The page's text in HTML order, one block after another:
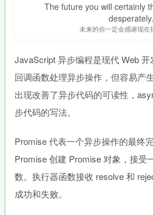
The future you will certainly
desperately.
未来的你一定会感谢现在
JavaScript 异步编程是现代 Web
回调函数处理异步操作，但容易产
出现改善了异步代码的可读性，
步代码的写法。
Promise 代表一个异步操作的最终
Promise 创建 Promise 对象，接受
数。执行器函数接收 resolve 和
成功和失败。